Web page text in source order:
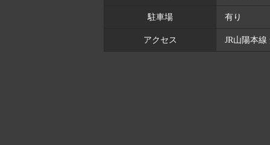
駐車場 有り
アクセス JR山陽本